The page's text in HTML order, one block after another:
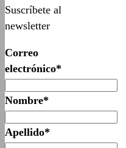
Suscríbete al
newsletter
Correo
electrónico*
Nombre*
Apellido*